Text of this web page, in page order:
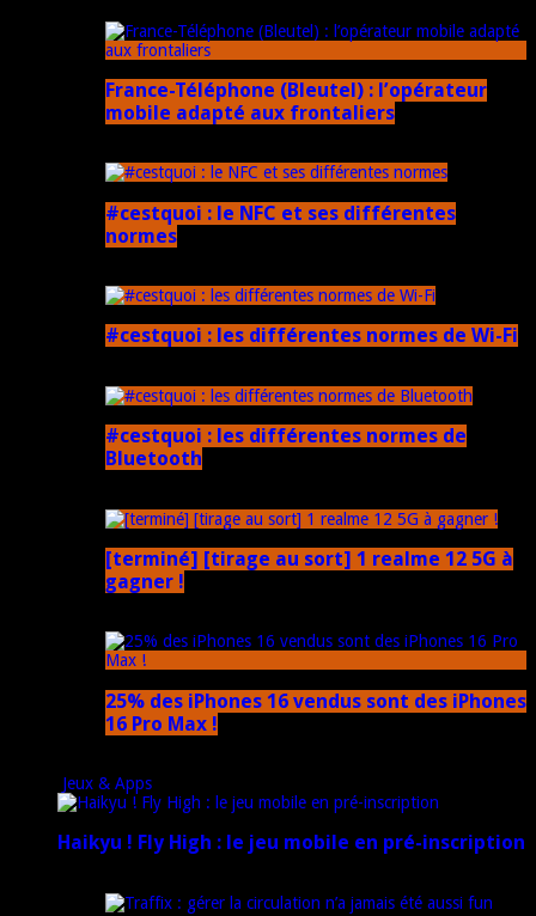
France-Téléphone (Bleutel) : l’opérateur
mobile adapté aux frontaliers
#cestquoi : le NFC et ses différentes
normes
#cestquoi : les différentes normes de Wi-Fi
#cestquoi : les différentes normes de
Bluetooth
[terminé] [tirage au sort] 1 realme 12 5G à
gagner !
25% des iPhones 16 vendus sont des iPhones
16 Pro Max !
Jeux & Apps
Haikyu ! Fly High : le jeu mobile en pré-inscription